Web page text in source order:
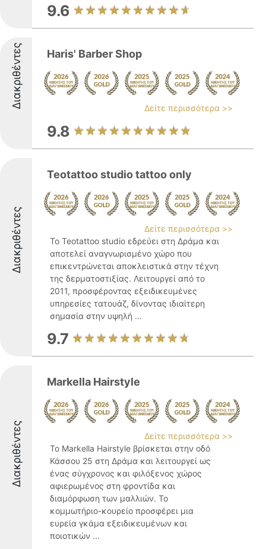
9.6
Διακριθέντες Haris' Barber Shop
Δείτε περισσότερα >>
9.8
Διακριθέντες
Teotattoo studio tattoo only
Δείτε περισσότερα >>
Το Teotattoo studio εδρεύει στη Δράμα και
αποτελεί αναγνωρισμένο χώρο που
επικεντρώνεται αποκλειστικά στην τέχνη
της δερματοστιξίας. Λειτουργεί από το
2011, προσφέροντας εξειδικευμένες
υπηρεσίες τατουάζ, δίνοντας ιδιαίτερη
σημασία στην υψηλή ...
9.7
Διακριθέντες
Markella Hairstyle
Δείτε περισσότερα >>
Το Markella Hairstyle βρίσκεται στην οδό
Κάσσου 25 στη Δράμα και λειτουργεί ως
ένας σύγχρονος και φιλόξενος χώρος
αφιερωμένος στη φροντίδα και
διαμόρφωση των μαλλιών. Το
κομμωτήριο-κουρείο προσφέρει μια
ευρεία γκάμα εξειδικευμένων και
ποιοτικών ...